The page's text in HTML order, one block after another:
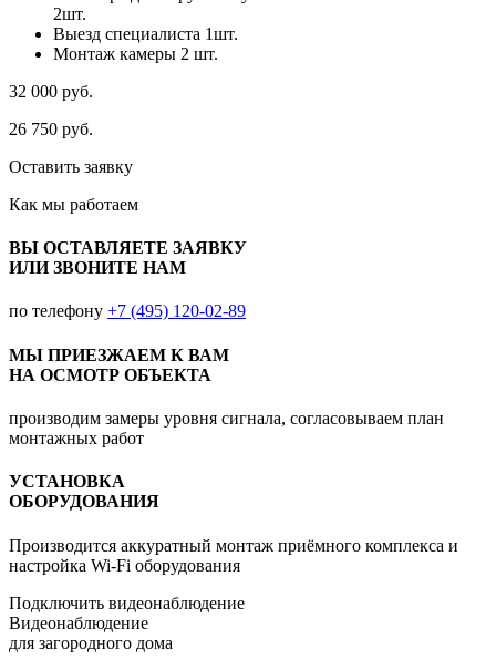
2шт.
Выезд специалиста 1шт.
Монтаж камеры 2 шт.
32 000 руб.
26 750 руб.
Оставить заявку
Как мы работаем
ВЫ ОСТАВЛЯЕТЕ ЗАЯВКУ
ИЛИ ЗВОНИТЕ НАМ
по телефону +7 (495) 120-02-89
МЫ ПРИЕЗЖАЕМ К ВАМ
НА ОСМОТР ОБЪЕКТА
производим замеры уровня сигнала, согласовываем план
монтажных работ
УСТАНОВКА
ОБОРУДОВАНИЯ
Производится аккуратный монтаж приёмного комплекса и
настройка Wi-Fi оборудования
Подключить видеонаблюдение
Видеонаблюдение
для загородного дома